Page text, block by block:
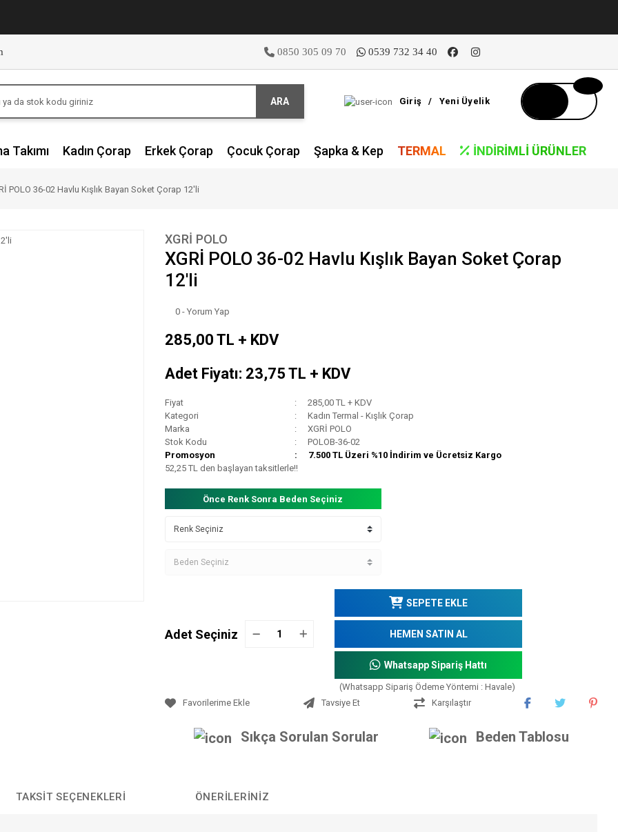
0850 305 09 70 0539 732 34 40
ARA Giriş / Yeni Üyelik
Takımı Kadın Çorap Erkek Çorap Çocuk Çorap Şapka & Kep TERMAL İNDIRIMLI ÜRÜNLER
POLO 36-02 Havlu Kışlık Bayan Soket Çorap 12'li
XGRİ POLO
XGRİ POLO 36-02 Havlu Kışlık Bayan Soket Çorap
12'li
0 - Yorum Yap
285,00 TL + KDV
Adet Fiyatı: 23,75 TL + KDV
Fiyat
285,00 TL + KDV
Kategori
Kadın Termal - Kışlık Çorap
Marka
XGRİ POLO
Stok Kodu
POLOB-36-02
Promosyon
7.500 TL Üzeri %10 İndirim ve Ücretsiz Kargo
52,25 TL den başlayan taksitlerle!!
Önce Renk Sonra Beden Seçiniz
Adet Seçiniz
SEPETE EKLE
HEMEN SATIN AL
Whatsapp Sipariş Hattı
(Whatsapp Sipariş Ödeme Yöntemi : Havale)
Tavsiye Et
Karşılaştır
Sıkça Sorulan Sorular Beden Tablosu
TAKSIT SEÇENEKLERI ÖNERILERINIZ